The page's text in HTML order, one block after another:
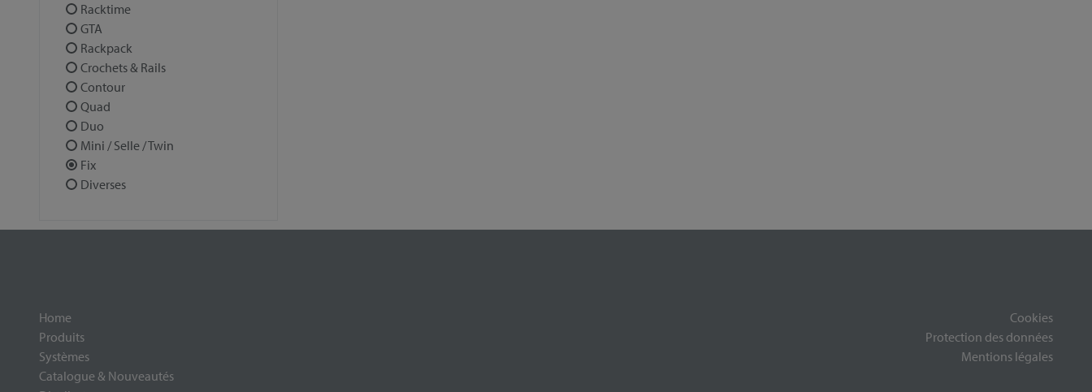
Racktime
GTA
Rackpack
Crochets & Rails
Contour
Quad
Duo
Mini / Selle / Twin
Fix
Diverses
Home
Produits
Systèmes
Catalogue & Nouveautés
Cookies
Protection des données
Mentions légales